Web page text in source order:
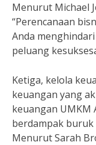
Menurut Michael
“Perencanaan
Anda
peluang
Ketiga, kelola
keuangan yang
keuangan UMKM
berdampak buruk
Menurut Sarah